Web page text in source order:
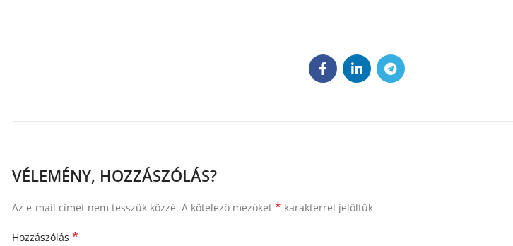
VÉLEMÉNY, HOZZÁSZÓLÁS?
Az e-mail címet nem tesszük közzé. A kötelező mezőket * karakterrel jelöltük
Hozzászólás *